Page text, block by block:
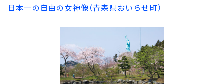
日本一の自由の女神像（青森県おいらせ町）